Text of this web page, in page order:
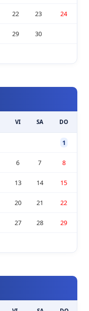
22 23 24
29 30
VI SA DO
1
6 7 8
13 14 15
20 21 22
27 28 29